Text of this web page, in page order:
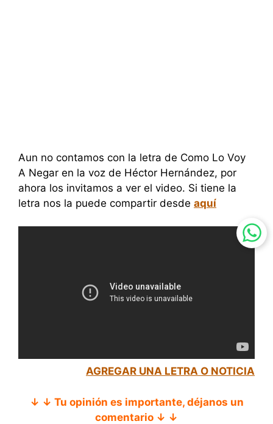
Aun no contamos con la letra de Como Lo Voy
A Negar en la voz de Héctor Hernández, por
ahora los invitamos a ver el video. Si tiene la
letra nos la puede compartir desde aquí
AGREGAR UNA LETRA O NOTICIA
↓ ↓ Tu opinión es importante, déjanos un
comentario ↓ ↓